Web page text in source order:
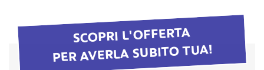
SCOPRI L'OFFERTA
PER AVERLA SUBITO TUA!